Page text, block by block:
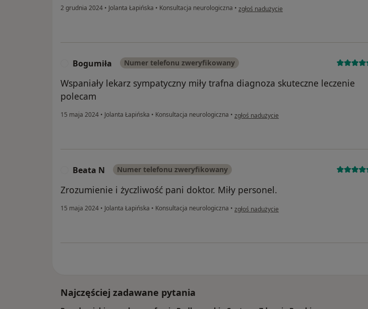
2 grudnia 2024 • Jolanta Łapińska • Konsultacja neurologiczna • w opinii użytkownika Ewa-fryzjerka
zgłoś nadużycie
Bogumiła Numer telefonu zweryfikowany
Wspaniały lekarz sympatyczny miły trafna diagnoza skuteczne leczenie
polecam
15 maja 2024 • Jolanta Łapińska • Konsultacja neurologiczna • w opinii użytkownika Bogumiła
zgłoś nadużycie
Beata N Numer telefonu zweryfikowany
Zrozumienie i życzliwość pani doktor. Miły personel.
15 maja 2024 • Jolanta Łapińska • Konsultacja neurologiczna • w opinii użytkownika Beata N
zgłoś nadużycie
Najczęściej zadawane pytania